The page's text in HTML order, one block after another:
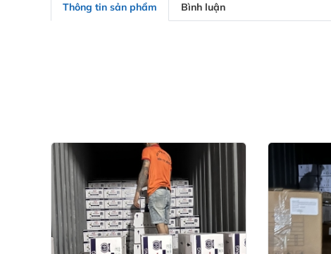
Thông tin sản phẩm Bình luận